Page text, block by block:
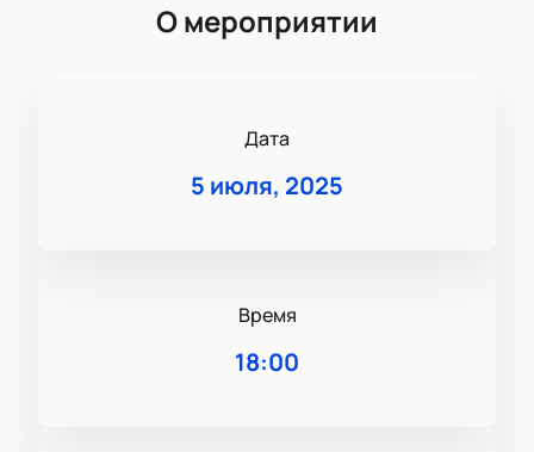
О мероприятии
Дата
5 июля, 2025
Время
18:00